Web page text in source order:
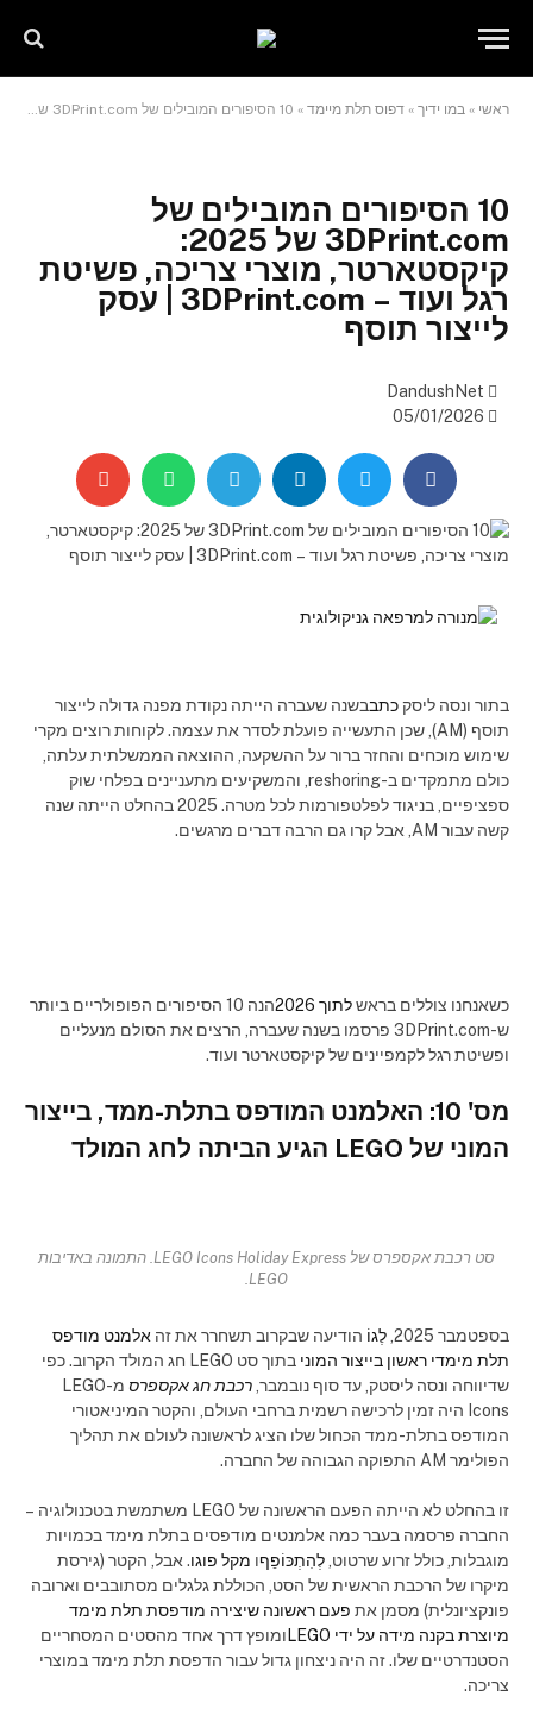
מֻפְעֶלֶת
הַמְּסַיַּעַת
לִנְגִישׁוּת
הָאֲתָר.
ראשי » במו ידיך » דפוס תלת מיימד » 10 הסיפורים המובילים של 3DPrint.com של 2025: קיקסטארטר, מוצרי צריכה, פשיטת רגל ועוד – 3DPrint.com | עסק לייצור תוסף
10 הסיפורים המובילים של
3DPrint.com של 2025:
קיקסטארטר, מוצרי צריכה, פשיטת
רגל ועוד – 3DPrint.com | עסק
לייצור תוסף
DandushNet
05/01/2026
בתור ונסה ליסקכתבבשנה שעברה הייתה נקודת מפנה גדולה לייצור
תוסף (AM), שכן התעשייה פועלת לסדר את עצמה. לקוחות רוצים מקרי
שימוש מוכחים והחזר ברור על ההשקעה, ההוצאה הממשלתית עלתה,
כולם מתמקדים ב-reshoring, והמשקיעים מתעניינים בפלחי שוק
ספציפיים, בניגוד לפלטפורמות לכל מטרה. 2025 בהחלט הייתה שנה
קשה עבור AM, אבל קרו גם הרבה דברים מרגשים.
כשאנחנו צוללים בראשלתוך 2026
הנה 10 הסיפורים הפופולריים ביותר
ש-3DPrint.com פרסמו בשנה שעברה, הרצים את הסולם מנעליים
ופשיטת רגל לקמפיינים של קיקסטארטר ועוד.
מס' 10: האלמנט המודפס בתלת-ממד, בייצור
המוני של LEGO הגיע הביתה לחג המולד
סט רכבת אקספרס של LEGO Icons Holiday Express. התמונה באדיבות
LEGO.
בספטמבר 2025, לֶגוֹ הודיעה שבקרוב תשחרר את זה אלמנט מודפס
תלת מימדי ראשון בייצור המוני
בתוך סט LEGO חג המולד הקרוב. כפי
שדיווחה ונסה ליסטק, עד סוף נובמבר,רכבת חג אקספרס
מ-LEGO
Icons היה זמין לרכישה רשמית ברחבי העולם, והקטר המיניאטורי
המודפס בתלת-ממד הכחול שלו הציג לראשונה לעולם את תהליך
הפולימר AM התפוקה הגבוהה של החברה.
זו בהחלט לא הייתה הפעם הראשונה של LEGO משתמשת בטכנולוגיה –
החברה פרסמה בעבר כמה אלמנטים מודפסים בתלת מימד בכמויות
מוגבלות, כולל זרוע שרטוט,לְהִתְכּוֹפֵףו מקל פוגו. אבל, הקטר (גירסת
מיקרו של הרכבת הראשית של הסט, הכוללת גלגלים מסתובבים וארובה
פונקציונלית) מסמן את פעם ראשונה שיצירה מודפסת תלת מימד
מיוצרת בקנה מידה על ידי LEGO
ומופץ דרך אחד מהסטים המסחריים
הסטנדרטיים שלו. זה היה ניצחון גדול עבור הדפסת תלת מימד במוצרי
צריכה.